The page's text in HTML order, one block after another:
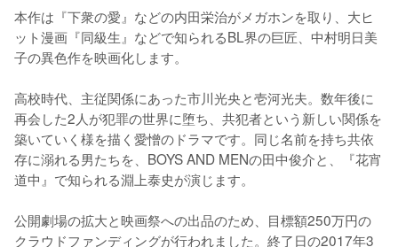
本作は『下衆の愛』などの内田栄治がメガホンを取り、大ヒ
ット漫画『同級生』などで知られるBL界の巨匠、中村明日美
子の異色作を映画化します。
高校時代、主従関係にあった市川光央と壱河光夫。数年後に
再会した2人が犯罪の世界に堕ち、共犯者という新しい関係を
築いていく様を描く愛憎のドラマです。同じ名前を持ち共依
存に溺れる男たちを、BOYS AND MENの田中俊介と、『花宵
道中』で知られる淵上泰史が演じます。
公開劇場の拡大と映画祭への出品のため、目標額250万円の
クラウドファンディングが行われました。終了日の2017年3